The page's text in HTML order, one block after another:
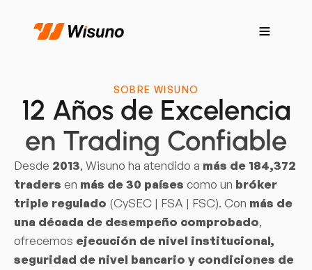
SOBRE WISUNO
12 Años de Excelencia
en Trading Confiable
Desde 2013, Wisuno ha atendido a más de 184,372
traders en más de 30 países como un bróker
triple regulado (CySEC | FSA | FSC). Con más de
una década de desempeño comprobado,
ofrecemos ejecución de nivel institucional,
seguridad de nivel bancario y condiciones de